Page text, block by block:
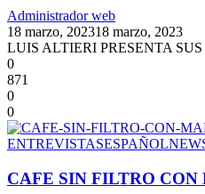
Administrador web
18 marzo, 202318 marzo, 2023
LUIS ALTIERI PRESENTA
0
871
0
0
ENTREVISTASESPAÑOL
CAFE SIN FILTRO